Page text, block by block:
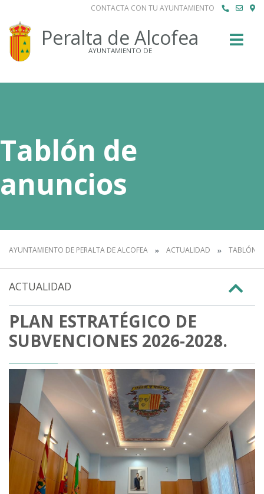
CONTACTA CON TU AYUNTAMIENTO
Peralta de Alcofea
AYUNTAMIENTO DE
Tablón de
anuncios
AYUNTAMIENTO DE PERALTA DE ALCOFEA ACTUALIDAD TABLÓN
ACTUALIDAD
PLAN ESTRATÉGICO DE
SUBVENCIONES 2026-2028.